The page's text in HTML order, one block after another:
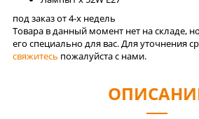
под заказ от 4-x недель
Товара в данный момент нет на складе,
его специально для вас. Для уточнения
свяжитесь пожалуйста с нами.